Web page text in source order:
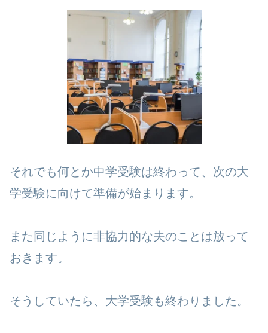
それでも何とか中学受験は終わって、次の大
学受験に向けて準備が始まります。
また同じように非協力的な夫のことは放って
おきます。
そうしていたら、大学受験も終わりました。